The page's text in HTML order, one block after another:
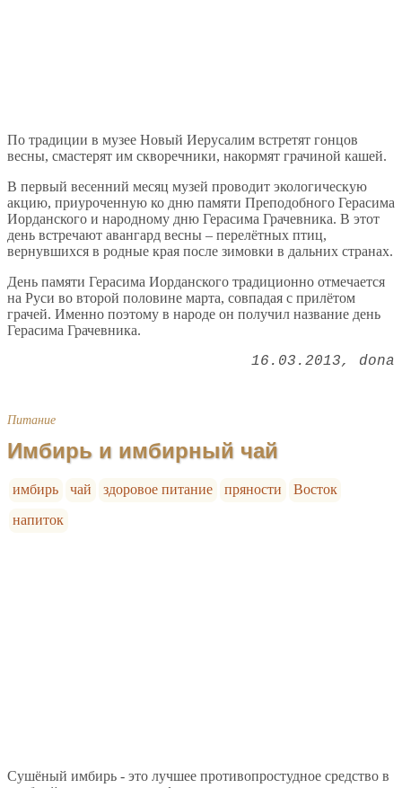
По традиции в музее Новый Иерусалим встретят гонцов
весны, смастерят им скворечники, накормят грачиной кашей.
В первый весенний месяц музей проводит экологическую
акцию, приуроченную ко дню памяти Преподобного Герасима
Иорданского и народному дню Герасима Грачевника. В этот
день встречают авангард весны – перелётных птиц,
вернувшихся в родные края после зимовки в дальних странах.
День памяти Герасима Иорданского традиционно отмечается
на Руси во второй половине марта, совпадая с прилётом
грачей. Именно поэтому в народе он получил название день
Герасима Грачевника.
16.03.2013 dona
Питание
Имбирь и имбирный чай
имбирь чай здоровое питание пряности
Восток
напиток
Сушёный имбирь - это лучшее противопростудное средство в